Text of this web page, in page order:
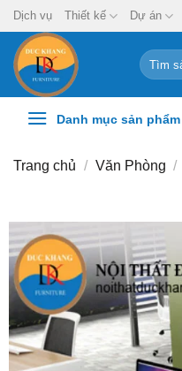
Chuyển
đến
nội
dung
Dịch vụ Thiết kế Dự án
Tìm
kiếm:
Danh mục sản phẩm
Trang chủ / Văn Phòng /